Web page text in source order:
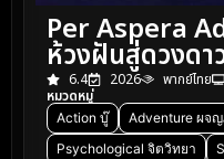
Per Aspera
ห้วงฝันสู่ดวงดา
6.4 2026 พากย์ไทย
หมวดหมู่
Action บู๊ Adventure ผจ
Psychological จิตวิทยา